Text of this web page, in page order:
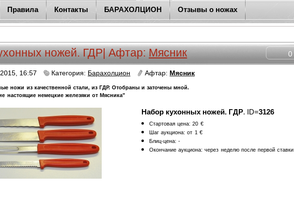
Правила Контакты БАРАХОЛЦИОН Отзывы о ножах
0
ножей. ГДР| Афтар:Мясник
16:57 Категория: Барахолцион Афтар: Мясник
ножи из качественной стали, из ГДР.Отобраны и заточены мной.
настоящие немецкие железяки от Мясника"
Набор кухонных ножей. ГДР. ID=3126
Стартовая цена: 20 €
Шаг аукциона: от 1 €
Блиц-цена: -
Окончание аукциона: через неделю после первой ставки